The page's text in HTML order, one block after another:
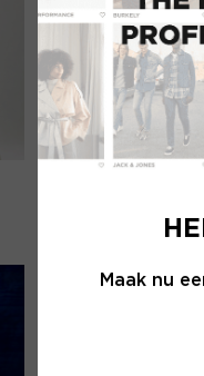
Maak nu
Lofty Manner